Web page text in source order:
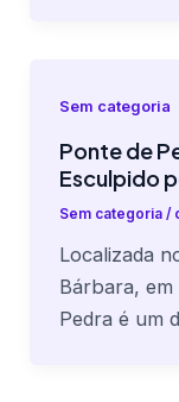
Sem categoria
Ponte de
Esculpido
Sem categoria/
Localizada
Bárbara, em
Pedra é um